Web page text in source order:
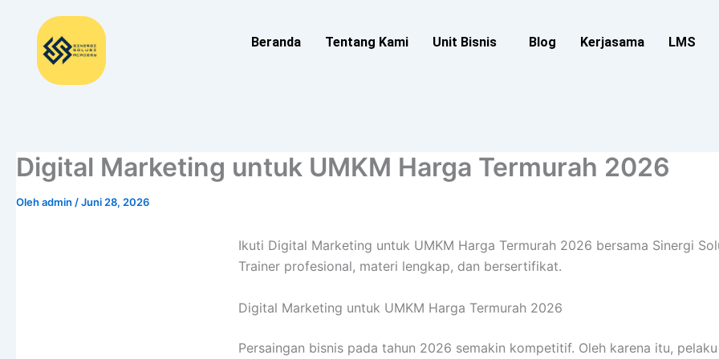
Beranda Tentang Kami Unit Bisnis Blog Kerjasama LMS
Digital Marketing untuk UMKM Harga Termurah 2026
Olehadmin /Juni 28, 2026
Ikuti Digital Marketing untuk UMKM Harga Termurah 2026 bersama Sinergi
Trainer profesional, materi lengkap, dan bersertifikat.
Digital Marketing untuk UMKM Harga Termurah 2026
Persaingan bisnis pada tahun 2026 semakin kompetitif. Oleh karena itu,